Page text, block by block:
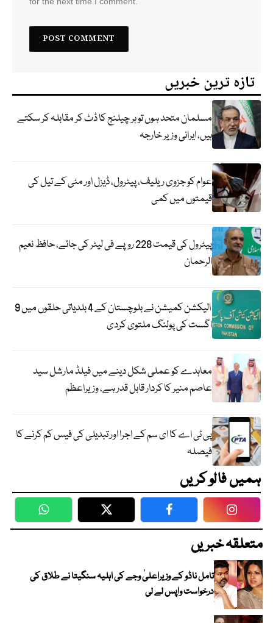
تازہ ترین خبریں
مسلمان متحد ہوں تو ہر چیلنج کا ڈٹ کر مقابلہ کر سکتے
ہیں، ایرانی وزیر خارجہ
عوام کو جزوی ریلیف، پیٹرول، ڈیزل اور مٹی کے تیل کی
قیمتوں میں کمی
پیٹرول کی قیمت 228 روپے فی لیٹر کی جائے، حافظ نعیم
الرحمان
الیکشن کمیشن نے بلوچستان کے 4 بلدیاتی حلقوں میں 9
اگست کی پولنگ ملتوی کردی
معاہدے کو عملی شکل دینے میں فیلڈ مارشل سید
عاصم منیر کا کردار قابل قدر ہے، وزیراعظم
پی ٹی اے کا ای سم کے اجرا اور تبدیلی کی فیس کم کرنے کا
فیصلہ
ہمیں فالو کریں
WhatsApp Twitter Facebook
متعلقہ خبریں
تامل ناڈو کے وزیراعلیٰ وجے کی اہلیہ سنگیتا نے طلاق کی
درخواست واپس لے لی